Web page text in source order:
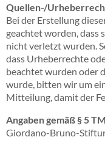
Quellen-/
Bei der Erstellung
geachtet worden,
nicht verletzt wurden.
dass Urheberrechte
beachtet wurden oder
wurde, bitten wir um
Mitteilung, damit der
Angaben gemäß § 5
Giordano-Bruno-